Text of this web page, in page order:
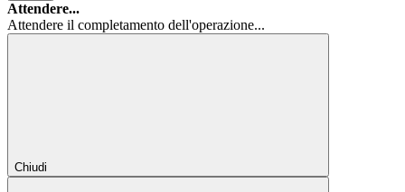
Attendere...
Attendere il completamento dell'operazione...
Chiudi